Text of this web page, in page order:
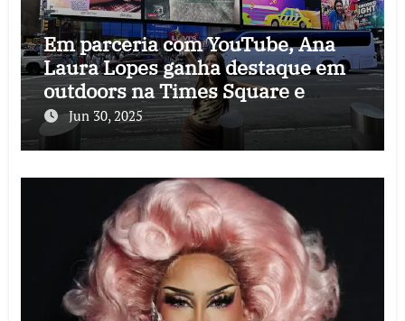
Em parceria com YouTube, Ana
Laura Lopes ganha destaque em
outdoors na Times Square e
Sunset Blvd
Jun 30, 2025